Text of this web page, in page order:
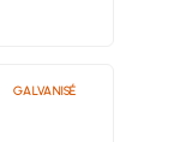
GALVANISÉ